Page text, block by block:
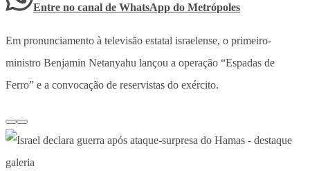
Entre no canal de WhatsApp do Metrópoles
Em pronunciamento à televisão estatal israelense, o primeiro-
ministro Benjamin Netanyahu lançou a operação “Espadas de
Ferro” e a convocação de reservistas do exército.